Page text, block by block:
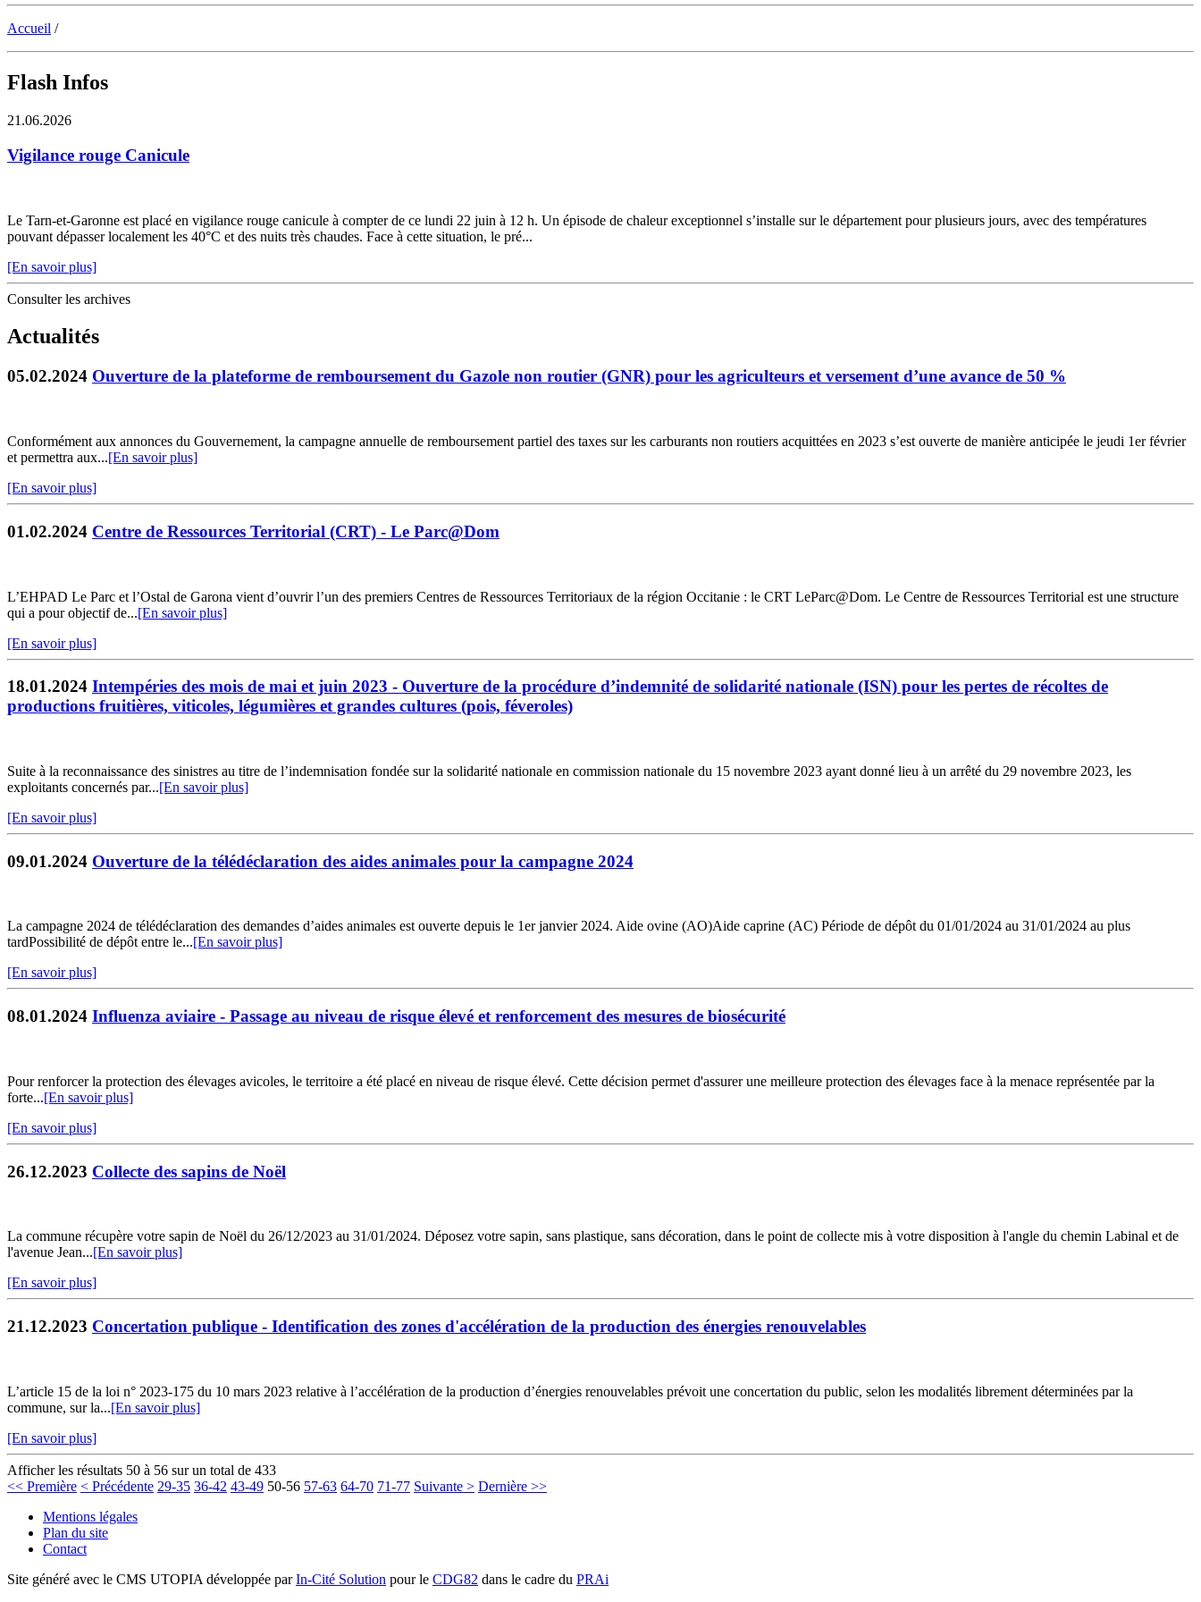
Accueil /
Flash Infos
21.06.2026
Vigilance rouge Canicule
Le Tarn-et-Garonne est placé en vigilance rouge canicule à compter de ce lundi 22 juin à 12 h. Un épisode de chaleur exceptionnel s’installe sur le département pour plusieurs jours, avec des températures
pouvant dépasser localement les 40°C et des nuits très chaudes. Face à cette situation, le pré...
[En savoir plus]
Consulter les archives
Actualités
05.02.2024 Ouverture de la plateforme de remboursement du Gazole non routier (GNR) pour les agriculteurs et versement d’une avance de 50 %
Conformément aux annonces du Gouvernement, la campagne annuelle de remboursement partiel des taxes sur les carburants non routiers acquittées en 2023 s’est ouverte de manière anticipée le jeudi 1er février
et permettra aux...[En savoir plus]
[En savoir plus]
01.02.2024 Centre de Ressources Territorial (CRT) - Le Parc@Dom
L’EHPAD Le Parc et l’Ostal de Garona vient d’ouvrir l’un des premiers Centres de Ressources Territoriaux de la région Occitanie : le CRT LeParc@Dom. Le Centre de Ressources Territorial est une structure
qui a pour objectif de...[En savoir plus]
[En savoir plus]
18.01.2024 Intempéries des mois de mai et juin 2023 - Ouverture de la procédure d’indemnité de solidarité nationale (ISN) pour les pertes de récoltes de
productions fruitières, viticoles, légumières et grandes cultures (pois, féveroles)
Suite à la reconnaissance des sinistres au titre de l’indemnisation fondée sur la solidarité nationale en commission nationale du 15 novembre 2023 ayant donné lieu à un arrêté du 29 novembre 2023, les
exploitants concernés par...[En savoir plus]
[En savoir plus]
09.01.2024 Ouverture de la télédéclaration des aides animales pour la campagne 2024
La campagne 2024 de télédéclaration des demandes d’aides animales est ouverte depuis le 1er janvier 2024. Aide ovine (AO)Aide caprine (AC) Période de dépôt du 01/01/2024 au 31/01/2024 au plus
tardPossibilité de dépôt entre le...[En savoir plus]
[En savoir plus]
08.01.2024 Influenza aviaire - Passage au niveau de risque élevé et renforcement des mesures de biosécurité
Pour renforcer la protection des élevages avicoles, le territoire a été placé en niveau de risque élevé. Cette décision permet d'assurer une meilleure protection des élevages face à la menace représentée par la
forte...[En savoir plus]
[En savoir plus]
26.12.2023 Collecte des sapins de Noël
La commune récupère votre sapin de Noël du 26/12/2023 au 31/01/2024. Déposez votre sapin, sans plastique, sans décoration, dans le point de collecte mis à votre disposition à l'angle du chemin Labinal et de
l'avenue Jean...[En savoir plus]
[En savoir plus]
21.12.2023 Concertation publique - Identification des zones d'accélération de la production des énergies renouvelables
L’article 15 de la loi n° 2023-175 du 10 mars 2023 relative à l’accélération de la production d’énergies renouvelables prévoit une concertation du public, selon les modalités librement déterminées par la
commune, sur la...[En savoir plus]
[En savoir plus]
Afficher les résultats 50 à 56 sur un total de 433
<< Première < Précédente 29-35 36-42 43-49 50-56 57-63 64-70 71-77 Suivante > Dernière >>
Mentions légales
Plan du site
Contact
Site généré avec le CMS UTOPIA développée parIn-Cité Solution pour le CDG82 dans le cadre du PRAi